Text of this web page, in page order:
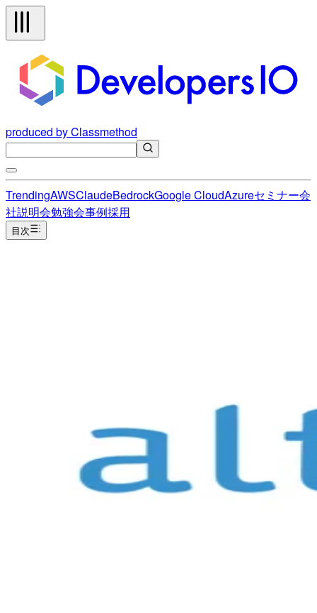
produced by Classmethod
TrendingAWSClaudeBedrockGoogle CloudAzureセミナー会
社説明会勉強会事例採用
目次